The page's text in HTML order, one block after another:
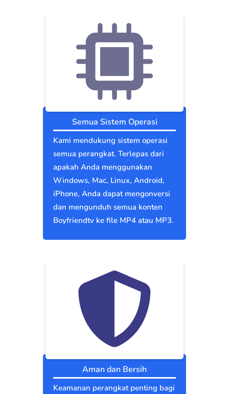
Semua Sistem Operasi
Kami mendukung sistem operasi
semua perangkat. Terlepas dari
apakah Anda menggunakan
Windows, Mac, Linux, Android,
iPhone, Anda dapat mengonversi
dan mengunduh semua konten
Boyfriendtv ke file MP4 atau MP3.
Aman dan Bersih
Keamanan perangkat penting bagi